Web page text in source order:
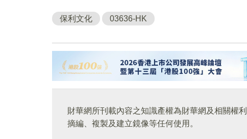
保利文化 03636-HK
財華網所刊載內容之知識產權為財華網及相關權
摘編、複製及建立鏡像等任何使用。